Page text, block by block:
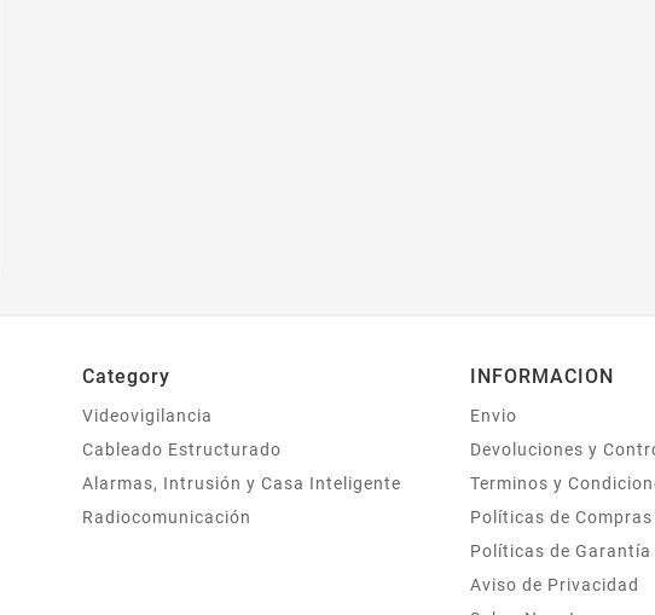
Category
Videovigilancia
Cableado Estructurado
Alarmas, Intrusión y Casa Inteligente
Radiocomunicación
INFORMACION
Envio
Devoluciones y
Terminos y
Políticas de Compras
Políticas de Garantía
Aviso de Privacidad